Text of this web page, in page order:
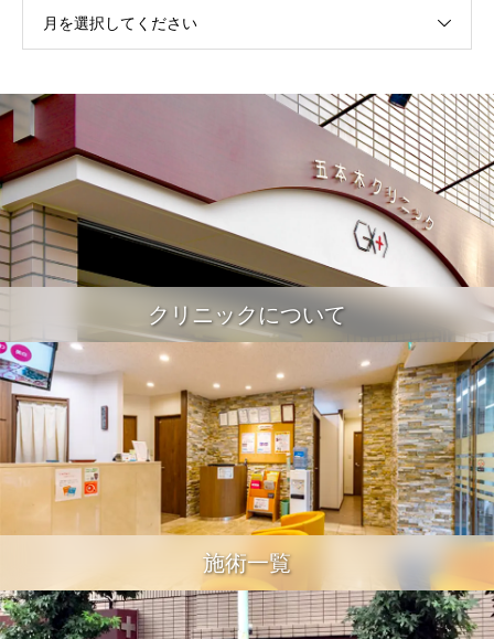
月を選択してください
クリニックについて
施術一覧